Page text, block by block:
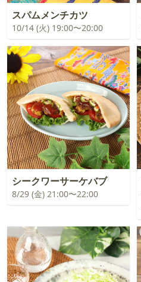
スパムメンチカツ
10/14 (火) 19:00〜20:00
シークワーサーケバブ
8/29 (金) 21:00〜22:00